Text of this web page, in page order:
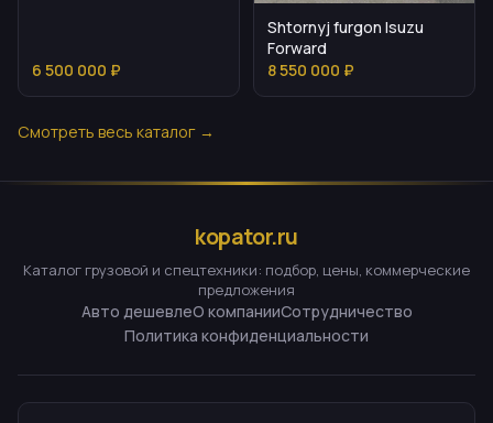
6 500 000 ₽
Shtornyj furgon Isuzu
Forward
8 550 000 ₽
Смотреть весь каталог →
kopator.ru
Каталог грузовой и спецтехники: подбор, цены, коммерческие
предложения
Авто дешевлеО компанииСотрудничество
Политика конфиденциальности